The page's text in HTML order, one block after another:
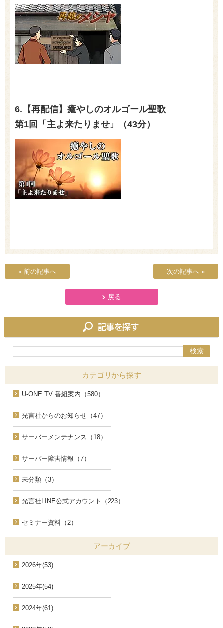
6.【再配信】癒やしのオルゴール聖歌
第1回「主よ来たりませ」（43分）
« 前の記事へ 次の記事へ »
戻る
検索
カテゴリから探す
U-ONE TV 番組案内（580）
光言社からのお知らせ（47）
サーバーメンテナンス（18）
サーバー障害情報（7）
未分類（3）
光言社LINE公式アカウント（223）
セミナー資料（2）
アーカイブ
2026年(53)
2025年(54)
2024年(61)